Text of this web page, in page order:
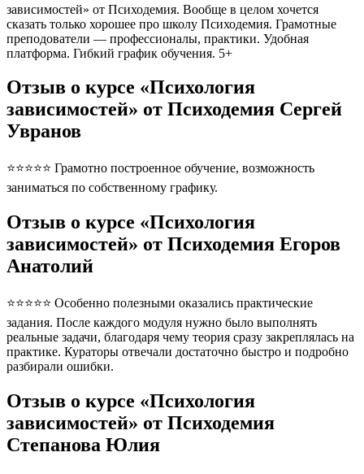
зависимостей» от Психодемия. Вообще в целом хочется
сказать только хорошее про школу Психодемия. Грамотные
преподователи — профессионалы, практики. Удобная
платформа. Гибкий график обучения. 5+
Отзыв о курсе «Психология
зависимостей» от Психодемия Сергей
Увранов
⭐⭐⭐⭐⭐ Грамотно построенное обучение, возможность
заниматься по собственному графику.
Отзыв о курсе «Психология
зависимостей» от Психодемия Егоров
Анатолий
⭐⭐⭐⭐⭐ Особенно полезными оказались практические
задания. После каждого модуля нужно было выполнять
реальные задачи, благодаря чему теория сразу закреплялась на
практике. Кураторы отвечали достаточно быстро и подробно
разбирали ошибки.
Отзыв о курсе «Психология
зависимостей» от Психодемия
Степанова Юлия